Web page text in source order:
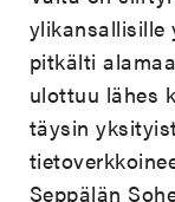
ylikansallisille
pitkälti
ulottuu lähes
täysin
Seppälän